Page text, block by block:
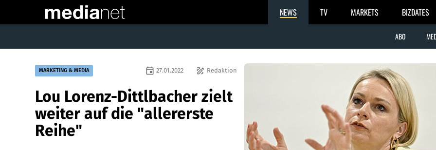
NEWS TV MARKETS BIZDATES
ABO
MARKETING & MEDIA draw Redaktion
event 27.01.2022
Lou Lorenz-Dittlbacher zielt
weiter auf die "allererste
Reihe"